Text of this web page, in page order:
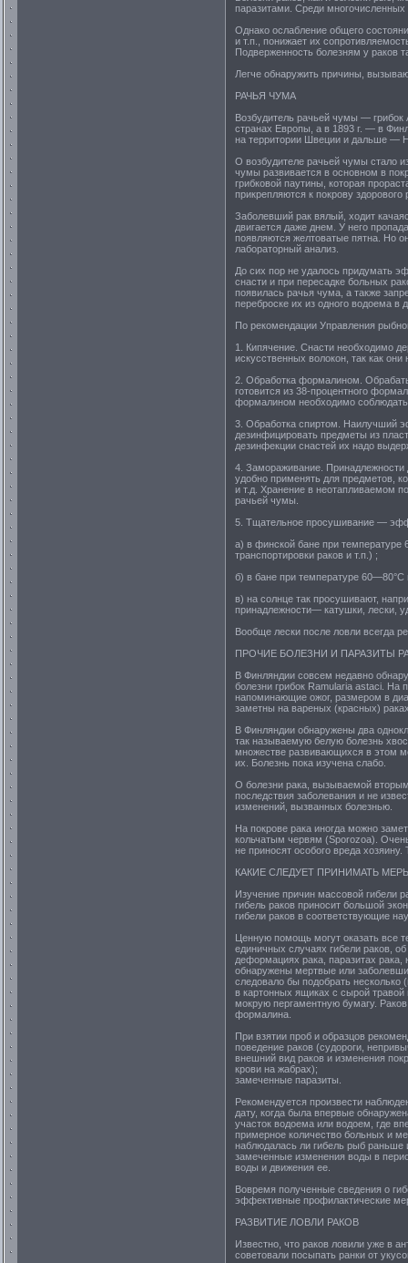
паразитами. Среди
Однако ослабление общего
и т.п., понижает их
Подверженность болезням у раков
Легче обнаружить причины,
РАЧЬЯ ЧУМА
Возбудитель рачьей чумы — грибок
странах Европы, а в 1893 г. — в
на территории Швеции и дальше —
О возбудителе рачьей чумы стало
чумы развивается в основном в
грибковой паутины, которая
прикрепляются к покрову
Заболевший рак вялый, ходит
двигается даже днем. У него
появляются желтоватые пятна. Но
лабораторный анализ.
До сих пор не удалось придумать
снасти и при пересадке больных
появилась рачья чума, а также
переброске их из одного водоема в
По рекомендации Управления
1. Кипячение. Снасти необходимо
искусственных волокон, так как
2. Обработка формалином.
готовится из 38-процентного
формалином необходимо соблюдать
3. Обработка спиртом. Наилучший
дезинфицировать предметы из
дезинфекции снастей их надо
4. Замораживание.
удобно применять для предметов,
и т.д. Хранение в неотапливаемом
рачьей чумы.
5. Тщательное просушивание —
а) в финской бане при
транспортировки раков и т.п.) ;
б) в бане при температуре
в) на солнце так просушивают,
принадлежности— катушки, лески,
Вообще лески после ловли всегда
ПРОЧИЕ БОЛЕЗНИ И ПАРАЗИТЫ
В Финляндии совсем недавно
болезни грибок Ramularia astaci. На
напоминающие ожог, размером в
заметны на вареных (красных)
В Финляндии обнаружены два
так называемую белую болезнь
множестве развивающихся в этом
их. Болезнь пока изучена слабо.
О болезни рака, вызываемой
последствия заболевания и не
изменений, вызванных болезнью.
На покрове рака иногда можно
кольчатым червям (Sporozoa).
не приносят особого вреда
КАКИЕ СЛЕДУЕТ ПРИНИМАТЬ
Изучение причин массовой гибели
гибель раков приносит большой
гибели раков в соответствующие
Ценную помощь могут оказать все
единичных случаях гибели раков,
деформациях рака, паразитах
обнаружены мертвые или
следовало бы подобрать
в картонных ящиках с сырой
мокрую пергаментную бумагу.
формалина.
При взятии проб и образцов
поведение раков (судороги,
внешний вид раков и изменения
крови на жабрах);
замеченные паразиты.
Рекомендуется произвести
дату, когда была впервые
участок водоема или водоем, где
примерное количество больных и
наблюдалась ли гибель рыб раньше
замеченные изменения воды в
воды и движения ее.
Вовремя полученные сведения о
эффективные профилактические
РАЗВИТИЕ ЛОВЛИ РАКОВ
Известно, что раков ловили уже в
советовали посыпать ранки от